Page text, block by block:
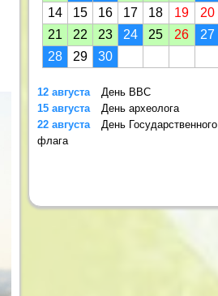
14
15 16 17 18 19
20
21
22 23 24 25 26
27
28
29 30
12 августа
День ВВС
15 августа
День археолога
22 августа
День Государственного
флага